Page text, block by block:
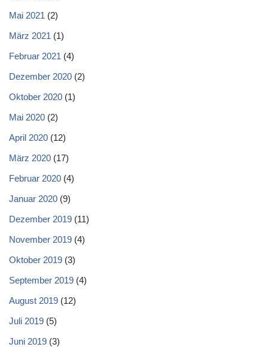
Mai 2021 (2)
März 2021 (1)
Februar 2021 (4)
Dezember 2020 (2)
Oktober 2020 (1)
Mai 2020 (2)
April 2020 (12)
März 2020 (17)
Februar 2020 (4)
Januar 2020 (9)
Dezember 2019 (11)
November 2019 (4)
Oktober 2019 (3)
September 2019 (4)
August 2019 (12)
Juli 2019 (5)
Juni 2019 (3)